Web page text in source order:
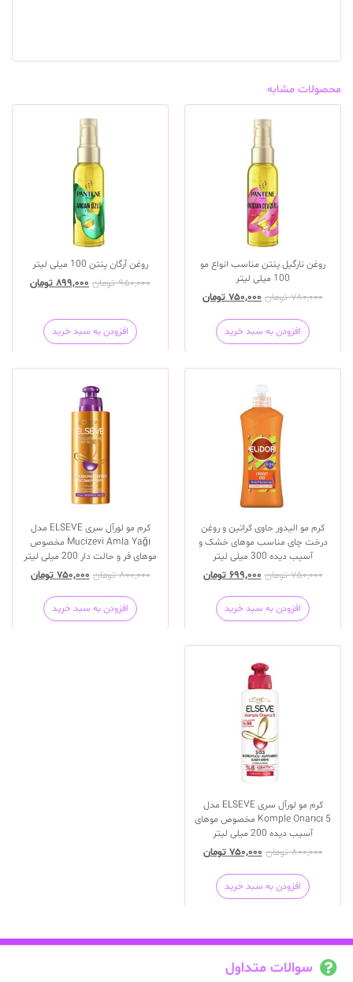
محصولات مشابه
روغن نارگیل پنتن مناسب انواع مو
100 میلی لیتر
۷۸۰,۰۰۰ تومان ۷۵۰,۰۰۰ تومان
افزودن به سبد خرید
روغن آرگان پنتن 100 میلی لیتر
۹۵۰,۰۰۰ تومان ۸۹۹,۰۰۰ تومان
افزودن به سبد خرید
کرم مو الیدور حاوی کراتین و روغن
درخت چای مناسب موهای خشک و
آسیب دیده 300 میلی لیتر
۷۵۰,۰۰۰ تومان ۶۹۹,۰۰۰ تومان
افزودن به سبد خرید
کرم مو لورآل سری ELSEVE مدل
Mucizevi Amla Yağı مخصوص
موهای فر و حالت دار 200 میلی لیتر
۸۰۰,۰۰۰ تومان ۷۵۰,۰۰۰ تومان
افزودن به سبد خرید
کرم مو لورآل سری ELSEVE مدل
Komple Onarıcı 5 مخصوص موهای
آسیب دیده 200 میلی لیتر
۸۰۰,۰۰۰ تومان ۷۵۰,۰۰۰ تومان
افزودن به سبد خرید
سوالات متداول